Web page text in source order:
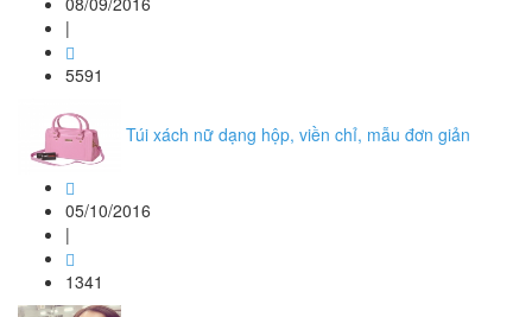
|
5591
Túi xách nữ dạng hộp, viền chỉ, mẫu đơn giản
05/10/2016
|
1341